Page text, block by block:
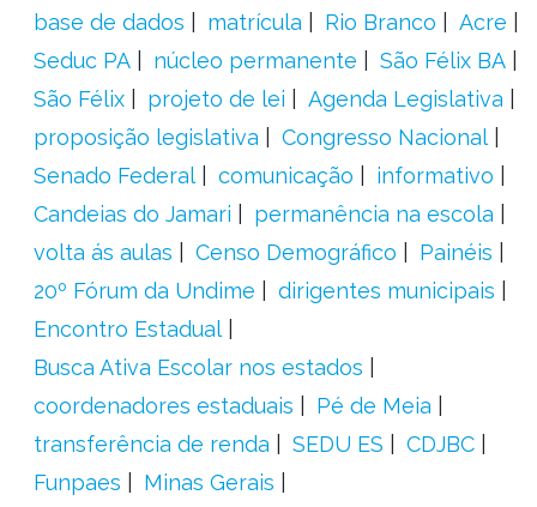
base de dados
matrícula Rio Branco
Acre
Seduc PA
núcleo permanente
São Félix BA
São Félix
projeto de lei
Agenda Legislativa
proposição legislativa
Congresso Nacional
Senado Federal
comunicação
informativo
Candeias do Jamari
permanência na escola
volta ás aulas
Censo Demográfico
Painéis
20º Fórum da Undime
dirigentes municipais
Encontro Estadual
Busca Ativa Escolar nos estados
coordenadores estaduais
Pé de Meia
transferência de renda
SEDU ES
CDJBC
Funpaes
Minas Gerais